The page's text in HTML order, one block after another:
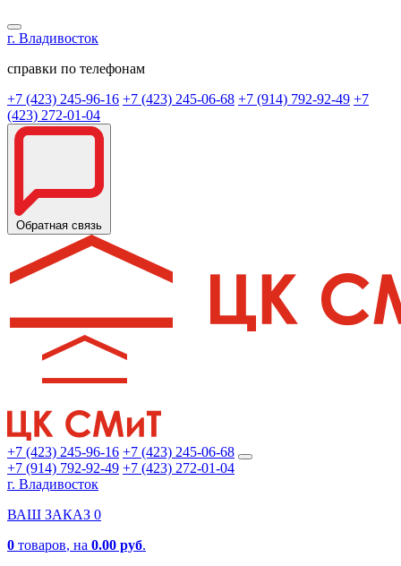
г. Владивосток
справки по телефонам
+7 (423) 245-96-16 +7 (423) 245-06-68 +7 (914) 792-92-49 +7
(423) 272-01-04
Обратная связь
+7 (423) 245-96-16 +7 (423) 245-06-68
+7 (914) 792-92-49 +7 (423) 272-01-04
г. Владивосток
ВАШ ЗАКАЗ 0
0 товаров, на 0.00 руб.